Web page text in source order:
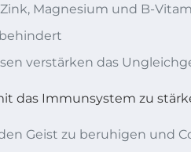
Magnesium und B-
verstärken das
das Immunsystem zu
Geist zu beruhigen und